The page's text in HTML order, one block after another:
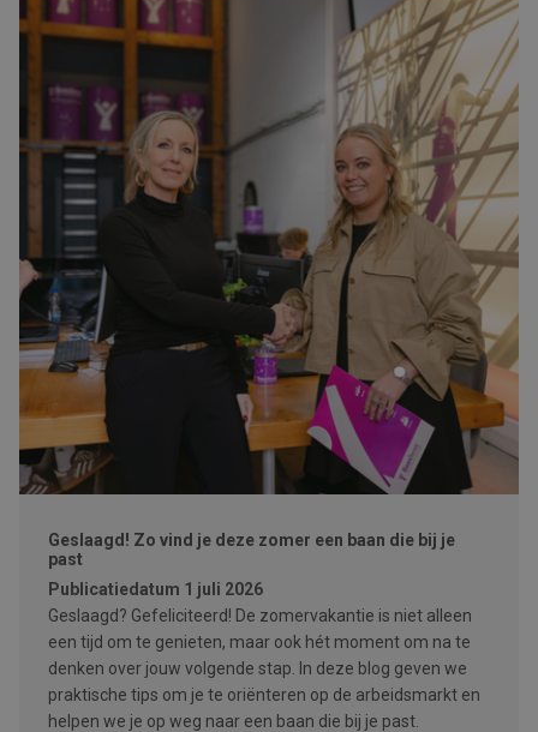
Geslaagd! Zo vind je deze zomer een baan die bij je
past
Publicatiedatum 1 juli 2026
Geslaagd? Gefeliciteerd! De zomervakantie is niet alleen
een tijd om te genieten, maar ook hét moment om na te
denken over jouw volgende stap. In deze blog geven we
praktische tips om je te oriënteren op de arbeidsmarkt en
helpen we je op weg naar een baan die bij je past.